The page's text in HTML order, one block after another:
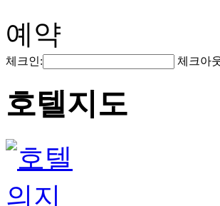
예약
체크인: 체크아
호텔지도